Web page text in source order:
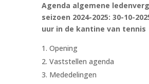
Agenda algemene
seizoen 2024-2025: 30-10-
uur in de kantine van tennis
Opening
Vaststellen agenda
Mededelingen